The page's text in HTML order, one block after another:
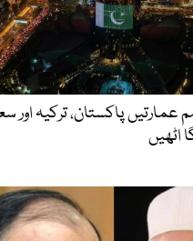
پاکستان، ترکیہ اور
اٹھیں